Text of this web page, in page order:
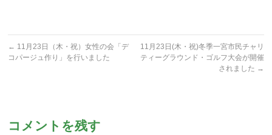
← 11月23日（木・祝）女性の会「デ
コパージュ作り」を行いました
11月23日(木・祝)冬季一宮市民チャリ
ティーグラウンド・ゴルフ大会が開催
されました →
コメントを残す